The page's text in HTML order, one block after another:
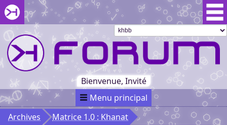
Aller au menu du forum
Aller au contenu du forum
Aller à la recherche dans le forum
Passer le
menu
Khaganat
Retour
au début
du menu
Khaganat
Bienvenue, Invité
Menu principal
Archives
Matrice 1.0 : Khanat